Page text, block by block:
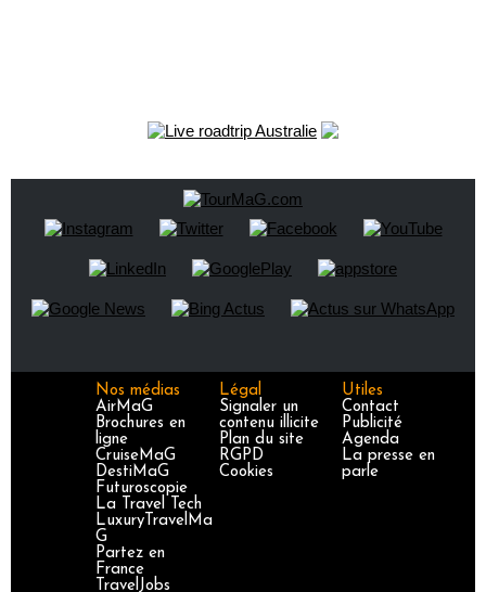
Nos médias
AirMaG
Brochures en
ligne
CruiseMaG
DestiMaG
Futuroscopie
La Travel Tech
LuxuryTravelMa
G
Partez en
France
TravelJobs
Légal
Signaler un
contenu illicite
Plan du site
RGPD
Cookies
Utiles
Contact
Publicité
Agenda
La presse en
parle